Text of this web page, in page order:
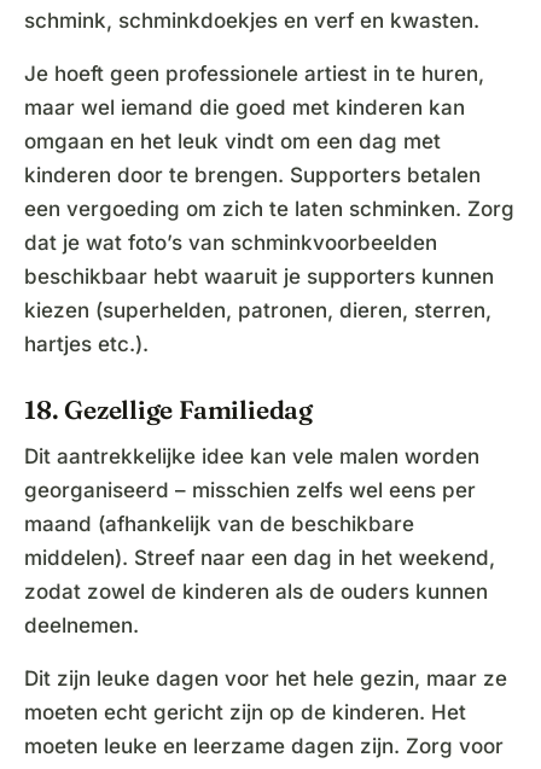
schmink, schminkdoekjes en verf en kwasten.
Je hoeft geen professionele artiest in te huren,
maar wel iemand die goed met kinderen kan
omgaan en het leuk vindt om een dag met
kinderen door te brengen. Supporters betalen
een vergoeding om zich te laten schminken. Zorg
dat je wat foto’s van schminkvoorbeelden
beschikbaar hebt waaruit je supporters kunnen
kiezen (superhelden, patronen, dieren, sterren,
hartjes etc.).
18. Gezellige Familiedag
Dit aantrekkelijke idee kan vele malen worden
georganiseerd – misschien zelfs wel eens per
maand (afhankelijk van de beschikbare
middelen). Streef naar een dag in het weekend,
zodat zowel de kinderen als de ouders kunnen
deelnemen.
Dit zijn leuke dagen voor het hele gezin, maar ze
moeten echt gericht zijn op de kinderen. Het
moeten leuke en leerzame dagen zijn. Zorg voor